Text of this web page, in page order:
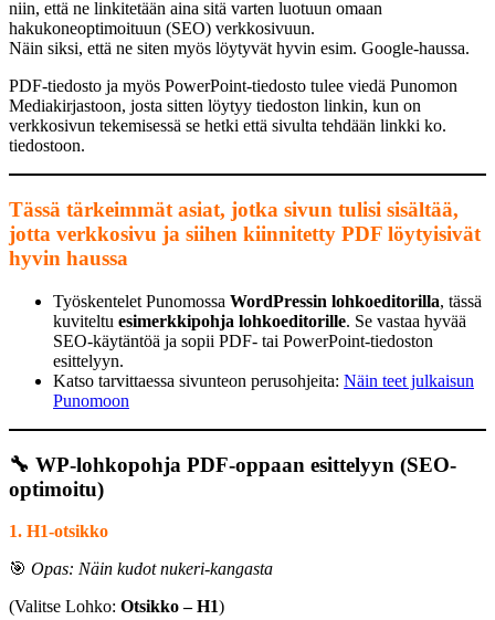
niin, että ne linkitetään aina sitä varten luotuun omaan
hakukoneoptimoituun (SEO) verkkosivuun.
Näin siksi, että ne siten myös löytyvät hyvin esim. Google-haussa.
PDF-tiedosto ja myös PowerPoint-tiedosto tulee viedä Punomon
Mediakirjastoon, josta sitten löytyy tiedoston linkin, kun on
verkkosivun tekemisessä se hetki että sivulta tehdään linkki ko.
tiedostoon.
Tässä tärkeimmät asiat, jotka sivun tulisi sisältää,
jotta verkkosivu ja siihen kiinnitetty PDF löytyisivät
hyvin haussa
Työskentelet Punomossa WordPressin lohkoeditorilla, tässä
kuviteltu esimerkkipohja lohkoeditorille. Se vastaa hyvää
SEO-käytäntöä ja sopii PDF- tai PowerPoint-tiedoston
esittelyyn.
Katso tarvittaessa sivunteon perusohjeita: Näin teet julkaisun
Punomoon
🔧 WP-lohkopohja PDF-oppaan esittelyyn (SEO-
optimoitu)
1. H1-otsikko
🎯 Opas: Näin kudot nukeri-kangasta
(Valitse Lohko: Otsikko – H1)